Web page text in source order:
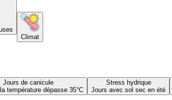
Climat
Jours de canicule
température dépasse 35°C
Stress hydrique
Jours avec sol sec en été